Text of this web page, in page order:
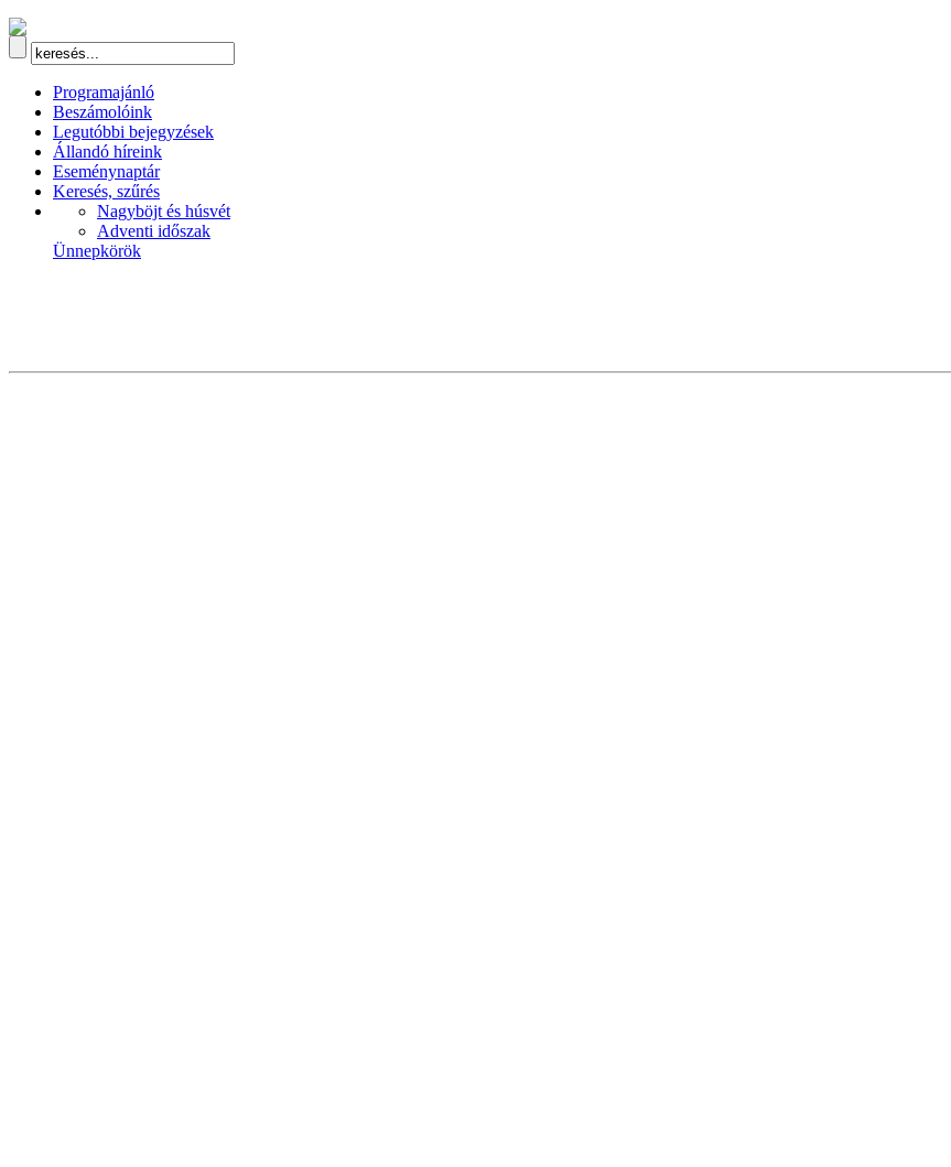
Programajánló
Beszámolóink
Legutóbbi bejegyzések
Állandó híreink
Eseménynaptár
Keresés, szűrés
Nagyböjt és húsvét
Adventi időszak
Ünnepkörök